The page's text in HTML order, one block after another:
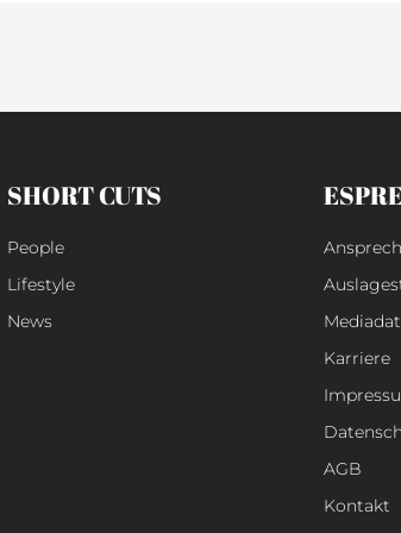
SHORT CUTS
People
Lifestyle
News
Karriere
AGB
Kontakt